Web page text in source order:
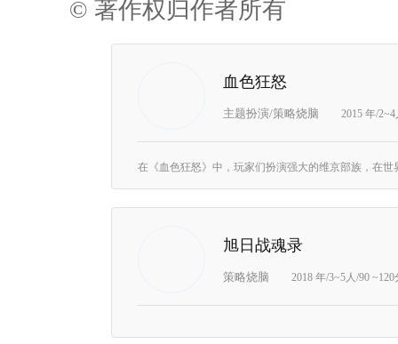
© 著作权归作者所有
血色狂怒
主题扮演/策略烧脑 2015 年/
旭日战魂录
策略烧脑 2018 年/3~5人/90 ~120